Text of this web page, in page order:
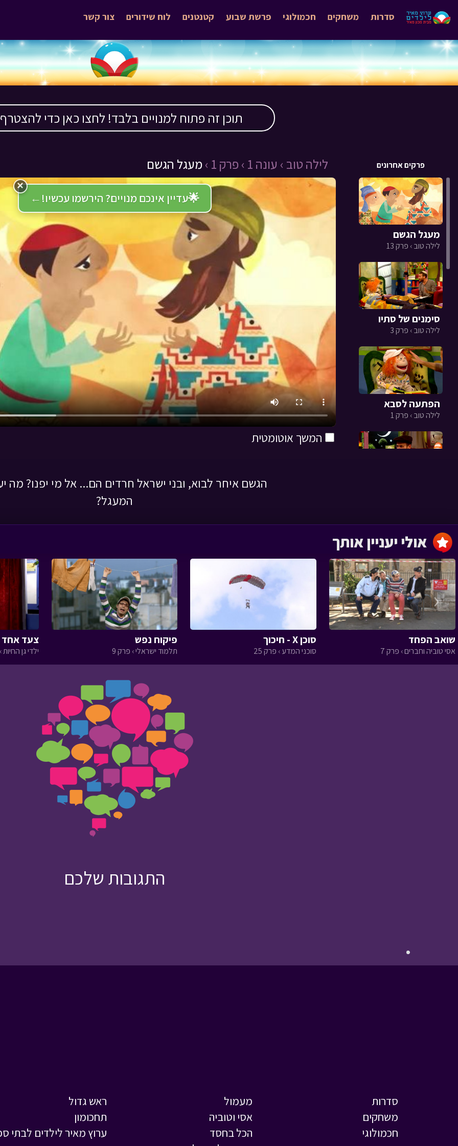
צור קשר לוח שידורים קטנטנים פרשת שבוע חכמולוגי משחקים סדרות
תוכן זה פתוח למנויים בלבד! לחצו כאן כדי להצטרף
לילה טוב › עונה 1 › פרק 1 › מעגל הגשם פרקים אחרונים
🌟עדיין אינכם מנויים? הירשמו עכשיו! ←
×
המשך אוטומטית
מעגל הגשם
לילה טוב › פרק 13
סימנים של סתיו
לילה טוב › פרק 3
הפתעה לסבא
לילה טוב › פרק 1
מסעו של הזית
הגינה של טליה
הגשם איחר לבוא, ובני ישראל חרדים הם... אל מי יפנו? מה
המעגל?
שואב הפחד
אסי טוביה וחברים › פרק 7
סוכן X - חיכוך
סוכני המדע › פרק 25
פיקוח נפש
תלמוד ישראלי › פרק 9
צעד אחד
ילדי גן החיות
‹
התגובות שלכם
סדרות
משחקים
חכמולוגי
מעמול
אסי וטוביה
הכל בחסד
ראש גדול
תחכומון
ערוץ מאיר לילדים לבתי